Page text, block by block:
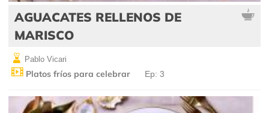
AGUACATES RELLENOS DE
MARISCO
Pablo Vicari
Platos fríos para celebrar Ep: 3